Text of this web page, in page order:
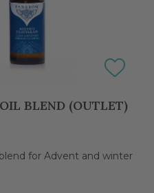
BLEND (OUTLET)
for Advent and winter